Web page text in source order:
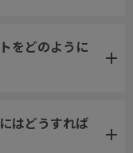
をどのように
はどうすれば